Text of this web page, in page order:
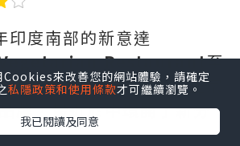
印度南部的新意達
Restaurant至
年歷史，可說是老字號正宗
牌，最近於中環開了新分
來改善您的網站體驗，請確定
私隱政策和使用條款才可繼續瀏覽。
我已閱讀及同意